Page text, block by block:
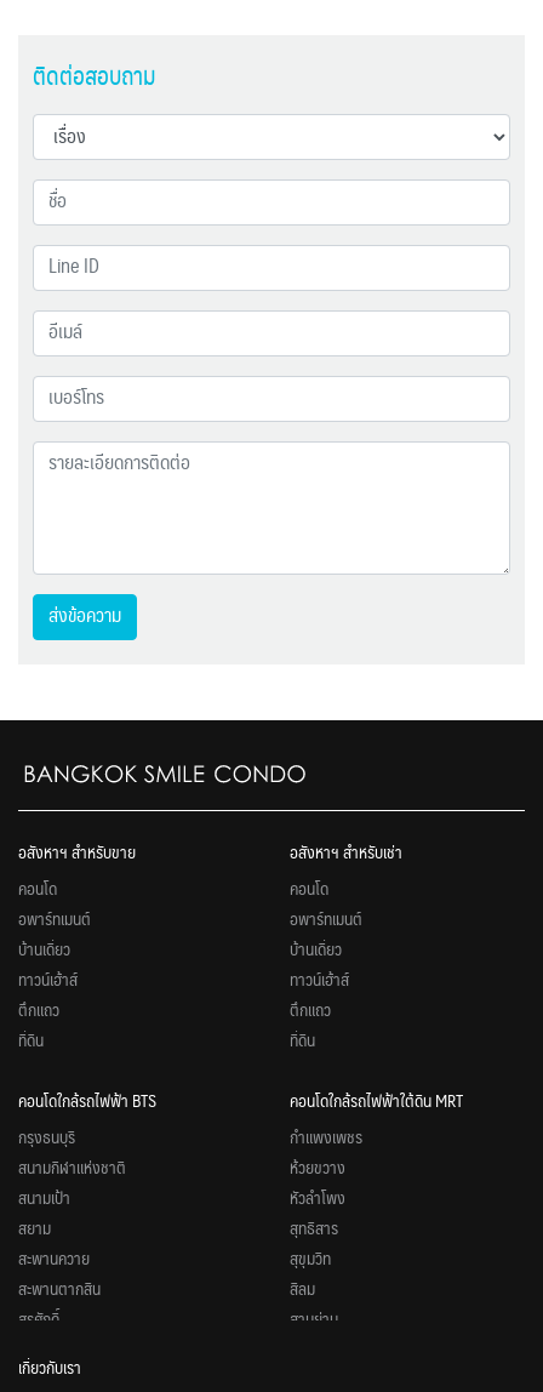
ติดต่อสอบถาม
ส่งข้อความ
อสังหาฯ สำหรับขาย
คอนโด
อพาร์ทเมนต์
บ้านเดี่ยว
ทาวน์เฮ้าส์
ตึกแถว
ที่ดิน
อสังหาฯ สำหรับเช่า
คอนโด
อพาร์ทเมนต์
บ้านเดี่ยว
ทาวน์เฮ้าส์
ตึกแถว
ที่ดิน
คอนโดใกล้รถไฟฟ้า BTS
กรุงธนบุรี
สนามกีฬาแห่งชาติ
สนามเป้า
สยาม
สะพานควาย
สะพานตากสิน
สุรศักดิ์
อนุสาวรีย์ชัยสมรภูมิ
คอนโดใกล้รถไฟฟ้าใต้ดิน MRT
กำแพงเพชร
ห้วยขวาง
หัวลำโพง
สุทธิสาร
สุขุมวิท
สีลม
สามย่าน
เกี่ยวกับเรา